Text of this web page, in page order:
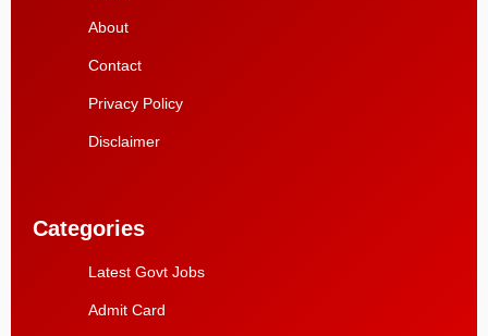
About
Contact
Privacy Policy
Disclaimer
Categories
Latest Govt Jobs
Admit Card